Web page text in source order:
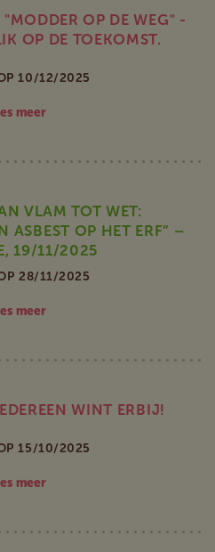
OP DE WEG" -
OP DE TOEKOMST.
10/12/2025
meer
VLAM TOT WET:
ASBEST OP HET ERF” –
19/11/2025
28/11/2025
meer
WINT ERBIJ!
15/10/2025
meer